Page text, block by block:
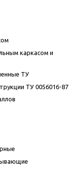
каркасом и
ТУ
ТУ 0056016-87